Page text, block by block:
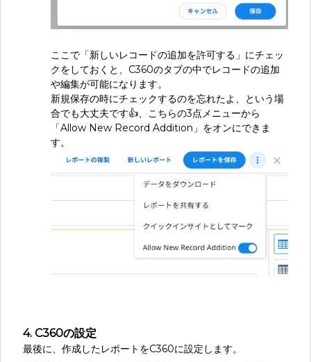
ここで「新しいレコードの追加を許可する」にチェッ
クをしておくと、C360のタブの中でレコードの追加
や編集が可能になります。
新規保存の時にチェックするのを忘れたよ、という場
合でも大丈夫です👍、こちらの3点メニューから
「Allow New Record Addition」をオンにできま
す。
4. C360の設定
最後に、作成したレポートをC360に設定します。